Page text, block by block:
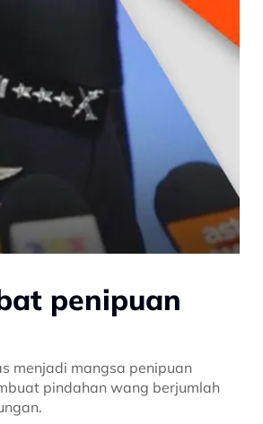
penipuan
menjadi mangsa penipuan
pindahan wang berjumlah